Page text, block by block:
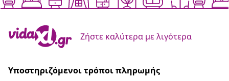
Ζήστε καλύτερα με λιγότερα
Υποστηριζόμενοι τρόποι πληρωμής